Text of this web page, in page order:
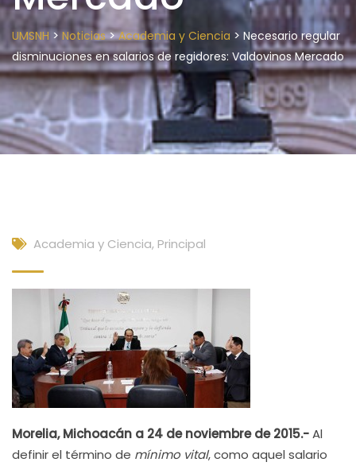
UMSNH > Noticias>Academia y Ciencia > Necesario regular
disminuciones en salarios de regidores: Valdovinos Mercado
Academia y Ciencia, Principal
Morelia, Michoacán a 24 de noviembre de 2015.-Al
definir el término de mínimo vital, como aquel salario